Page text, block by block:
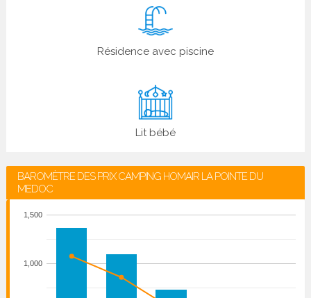
Résidence avec piscine
Lit bébé
BAROMÈTRE DES PRIX CAMPING HOMAIR LA POINTE DU
MEDOC
1,000
1,500